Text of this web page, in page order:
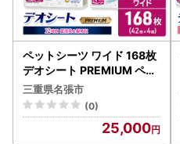
ペットシーツ ワイド 168枚
デオシート PREMIUM ペッ
トシーツ
三重県名張市
(0)
25,000